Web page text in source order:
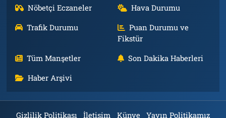
Nöbetçi Eczaneler
Hava Durumu
Trafik Durumu
Puan Durumu ve
Fikstür
Tüm Manşetler
Son Dakika Haberleri
Haber Arşivi
Gizlilik Politikası İletişim Künye Yayın Politikamız